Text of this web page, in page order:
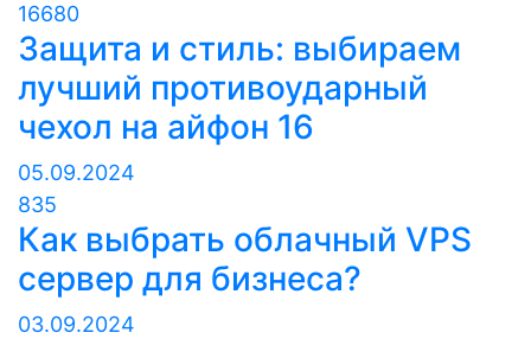
16680
Защита и стиль: выбираем
лучший противоударный
чехол на айфон 16
05.09.2024
835
Как выбрать облачный VPS
сервер для бизнеса?
03.09.2024